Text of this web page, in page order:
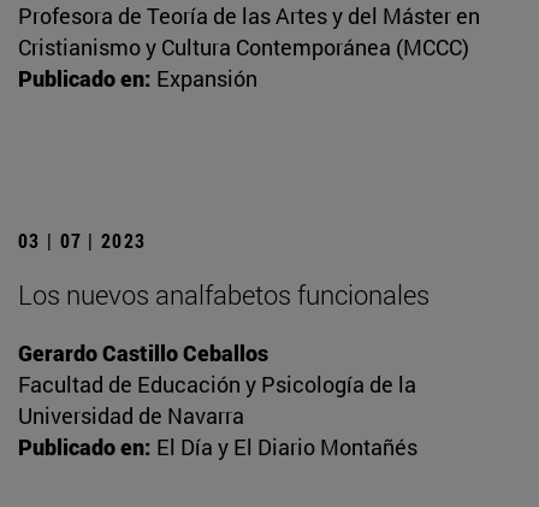
Profesora de Teoría de las Artes y del Máster en
Cristianismo y Cultura Contemporánea (MCCC)
Publicado en: Expansión
03 | 07 | 2023
Los nuevos analfabetos funcionales
Gerardo Castillo Ceballos
Facultad de Educación y Psicología de la
Universidad de Navarra
Publicado en: El Día y El Diario Montañés